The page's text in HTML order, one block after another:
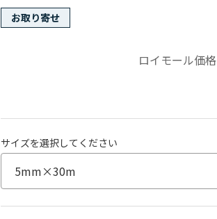
お取り寄せ
ロイモール価格
サイズを選択してください